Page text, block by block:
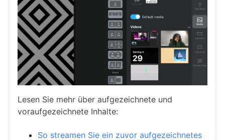
Lesen Sie mehr über aufgezeichnete und
voraufgezeichnete Inhalte:
So streamen Sie ein zuvor aufgezeichnetes